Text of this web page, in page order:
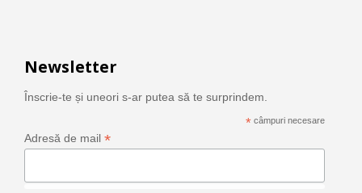
Newsletter
Înscrie-te și uneori s-ar putea să te surprindem.
* câmpuri necesare
Adresă de mail *